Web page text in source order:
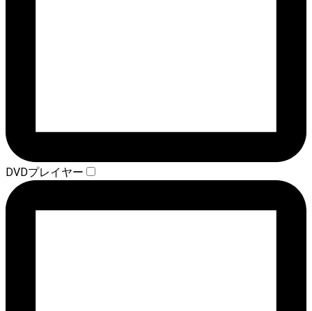
DVDプレイヤー